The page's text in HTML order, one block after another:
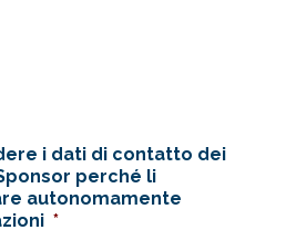
i dati di contatto dei
perché li
autonomamente
*